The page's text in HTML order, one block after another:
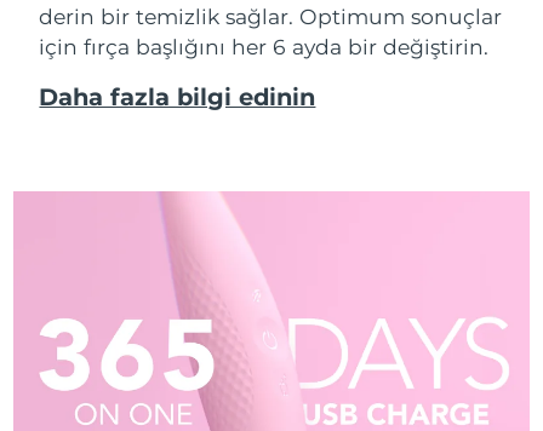
derin bir temizlik sağlar. Optimum sonuçlar
için fırça başlığını her 6 ayda bir değiştirin.
Daha fazla bilgi edinin